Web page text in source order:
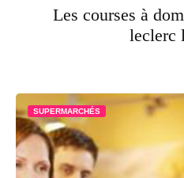
Les courses à
leclerc
SUPERMARCHÉS